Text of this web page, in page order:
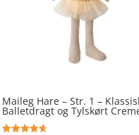
Maileg Hare – Str. 1 –
Balletdragt og Tylskørt